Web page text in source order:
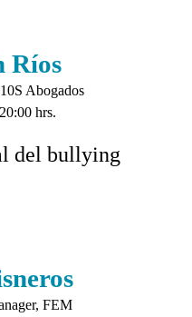
Ríos
Abogados
20:00 hrs.
del bullying
FEM